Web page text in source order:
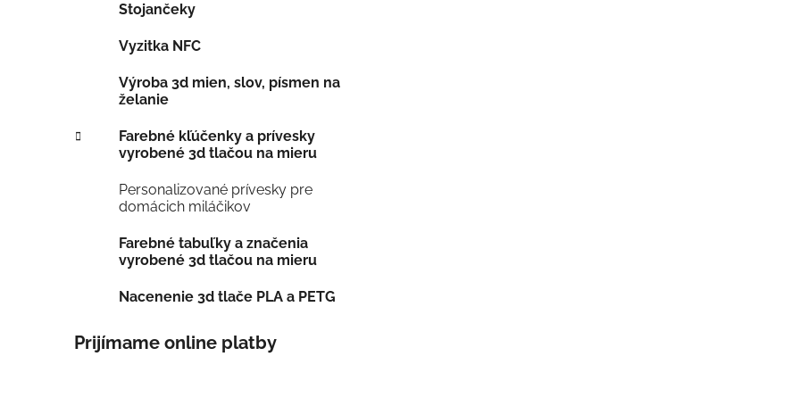
Stojančeky
Vyzitka NFC
Výroba 3d mien, slov, písmen na
želanie
Farebné kľúčenky a prívesky
vyrobené 3d tlačou na mieru
Personalizované prívesky pre
domácich miláčikov
Farebné tabuľky a značenia
vyrobené 3d tlačou na mieru
Nacenenie 3d tlače PLA a PETG
Prijímame online platby